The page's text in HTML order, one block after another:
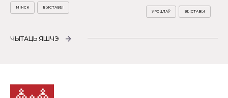
МІНСК ВЫСТАВЫ
УРОЦЛАЎ ВЫСТАВЫ
ЧЫТАЦЬ ЯШЧЭ